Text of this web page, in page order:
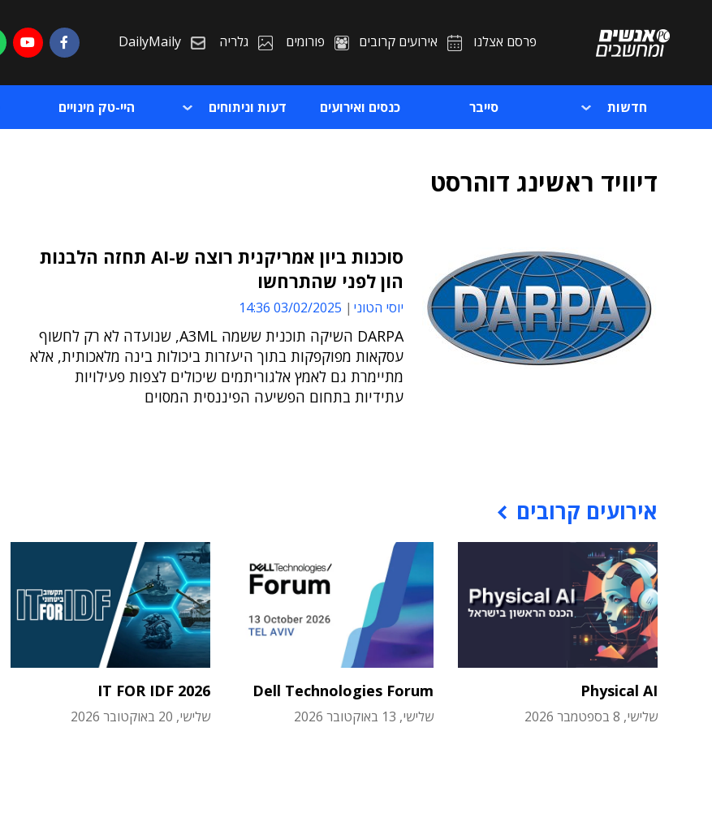
פרסם אצלנו אירועים קרובים פורומים גלריה DailyMaily
חדשות סייבר כנסים ואירועים דעות וניתוחים היי-טק מינויים
דיוויד ראשינג דוהרסט
סוכנות ביון אמריקנית רוצה ש-AI תחזה הלבנות
הון לפני שהתרחשו
יוסי הטוני 03/02/2025 14:36
DARPA השיקה תוכנית ששמה A3ML, שנועדה לא רק לחשוף
עסקאות מפוקפקות בתוך היעזרות ביכולות בינה מלאכותית, אלא
מתיימרת גם לאמץ אלגוריתמים שיכולים לצפות פעילויות
עתידיות בתחום הפשיעה הפיננסית המסוים
אירועים קרובים
Physical AI
שלישי, 8 בספטמבר 2026
Dell Technologies Forum
שלישי, 13 באוקטובר 2026
IT FOR IDF 2026
שלישי, 20 באוקטובר 2026